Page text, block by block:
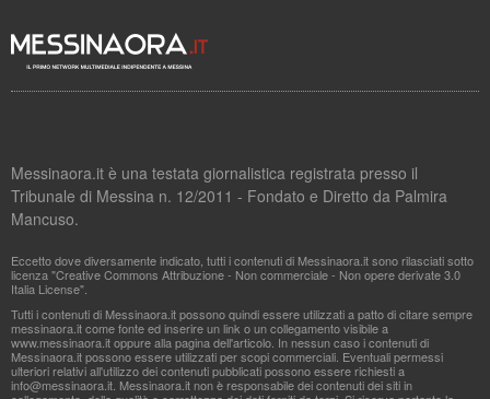
Messinaora.it è una testata giornalistica registrata presso il
Tribunale di Messina n. 12/2011 - Fondato e Diretto da Palmira
Mancuso.
Eccetto dove diversamente indicato, tutti i contenuti di Messinaora.it sono rilasciati sotto
licenza "Creative Commons Attribuzione - Non commerciale - Non opere derivate 3.0
Italia License".
Tutti i contenuti di Messinaora.it possono quindi essere utilizzati a patto di citare sempre
messinaora.it come fonte ed inserire un link o un collegamento visibile a
www.messinaora.it oppure alla pagina dell'articolo. In nessun caso i contenuti di
Messinaora.it possono essere utilizzati per scopi commerciali. Eventuali permessi
ulteriori relativi all'utilizzo dei contenuti pubblicati possono essere richiesti a
info@messinaora.it . Messinaora.it non è responsabile dei contenuti dei siti in